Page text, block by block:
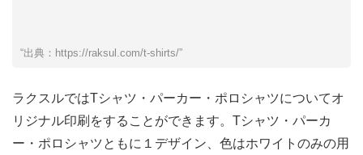
“出典：https://raksul.com/t-shirts/”
ラクスルではTシャツ・パーカー・ポロシャツについてオ
リジナル印刷をすることができます。Tシャツ・パーカ
ー・ポロシャツともに１デザイン、色はホワイトのみの用